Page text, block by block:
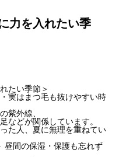
力を入れたい季
たい季節＞
実はまつ毛も抜けやすい時
紫外線、
などが関係しています。
た人、夏に無理を重ねてい
昼間の保湿・保護も忘れず